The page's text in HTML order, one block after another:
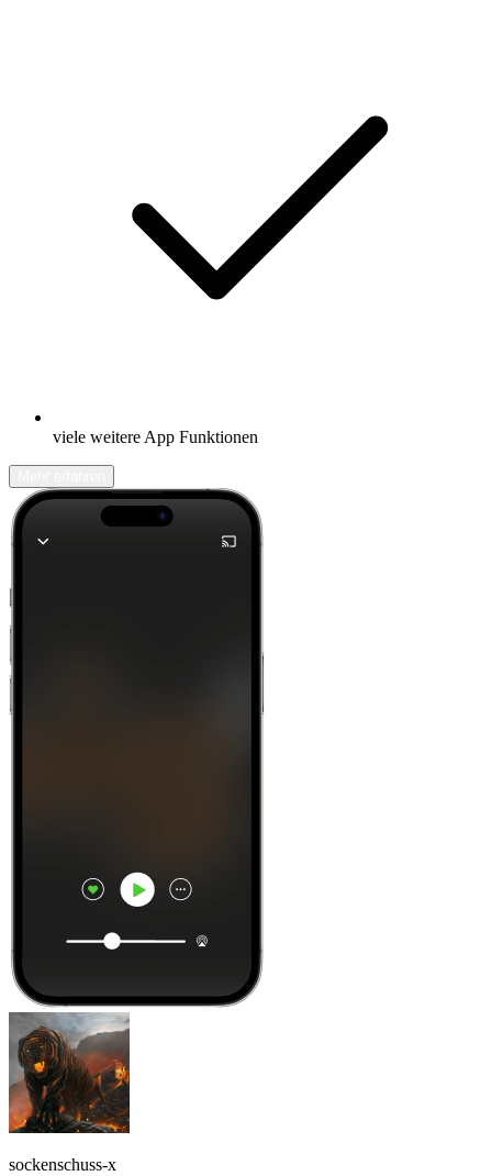
viele weitere App Funktionen
sockenschuss-x